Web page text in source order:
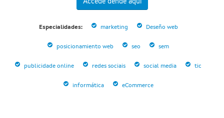
Accede dende aquí
Especialidades: marketing Deseño web
posicionamiento web seo sem
publicidade online redes sociais social media tic
informática eCommerce